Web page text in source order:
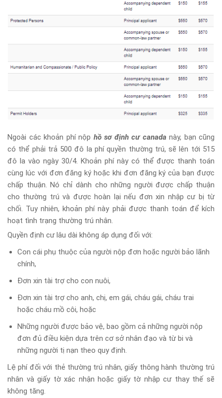
Ngoài các khoản phí nộp hồ sơ định cư canada này, bạn cũng
có thể phải trả 500 đô la phí quyền thường trú, sẽ lên tới 515
đô la vào ngày 30/4. Khoản phí này có thể được thanh toán
cùng lúc với đơn đăng ký hoặc khi đơn đăng ký của bạn được
chấp thuận. Nó chỉ dành cho những người được chấp thuận
cho thường trú và được hoàn lại nếu đơn xin nhập cư bị từ
chối. Tuy nhiên, khoản phí này phải được thanh toán để kích
hoạt tình trạng thường trú nhân.
Quyền định cư lâu dài không áp dụng đối với:
Con cái phụ thuộc của người nộp đơn hoặc người bảo lãnh
chính,
Đơn xin tài trợ cho con nuôi,
Đơn xin tài trợ cho anh, chị, em gái, cháu gái, cháu trai
hoặc cháu mồ côi, hoặc
Những người được bảo vệ, bao gồm cả những người nộp
đơn đủ điều kiện dựa trên cơ sở nhân đạo và từ bi và
những người tị nạn theo quy định.
Lệ phí đối với thẻ thường trú nhân, giấy thông hành thường trú
nhân và giấy tờ xác nhận hoặc giấy tờ nhập cư thay thế sẽ
không tăng.